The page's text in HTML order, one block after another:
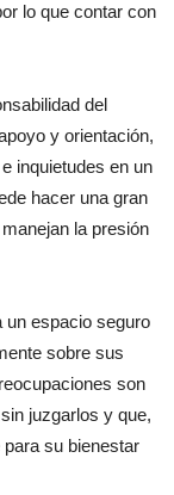
lo que contar con
del
y orientación,
inquietudes en un
hacer una gran
la presión
un espacio seguro
sobre sus
son
juzgarlos y que,
su bienestar